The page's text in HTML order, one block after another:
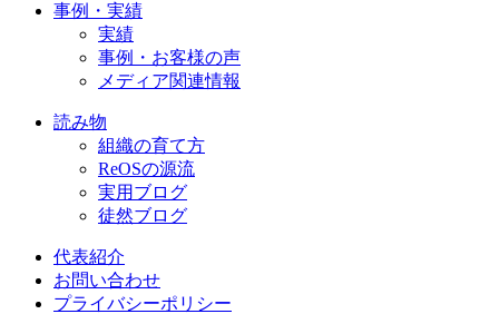
事例・実績
実績
事例・お客様の声
メディア関連情報
読み物
組織の育て方
ReOSの源流
実用ブログ
徒然ブログ
代表紹介
お問い合わせ
プライバシーポリシー